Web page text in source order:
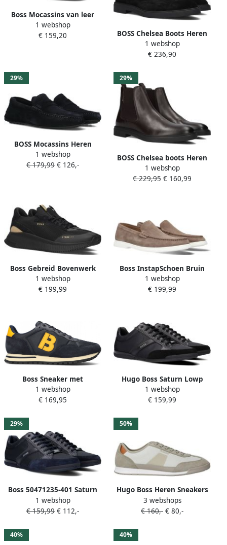
Boss Mocassins van leer
met labeldetail model 'Noel'
1 webshop
€ 159,20
BOSS Chelsea Boots Heren
Calev_cheb Maat: 40
Materiaal: Suède Kleur:
1 webshop
€ 236,90
29%
BOSS Mocassins Heren
Noel_mocc Maat: 45
Materiaal: Suède Kleur:
1 webshop
€ 179,99 € 126,-
29%
BOSS Chelsea boots Heren
Calev_cheb Maat: 46
Materiaal: Leer Kleur: Bruin
1 webshop
€ 229,95 € 160,99
Boss Gebreid Bovenwerk
Sock-Sneakers met Visgraat
Zool Black Heren
1 webshop
€ 199,99
Boss InstapSchoen Bruin
Mannen Lente Zomer
Collectie Suède
1 webshop
€ 199,99
Boss Sneaker met
labeldetail model 'Parkour
Runn'
1 webshop
€ 169,95
Hugo Boss Saturn Lowp
Shoe Black Zwart Heren
1 webshop
€ 159,99
29%
Boss 50471235-401 Saturn
Lowp Mx Schoen Blauw
Man
1 webshop
€ 159,99 € 112,-
50%
Hugo Boss Heren Sneakers
Bruin 50563824 288 Nitan
Lowp Txmx
3 webshops
€ 160,- € 80,-
40% 40%